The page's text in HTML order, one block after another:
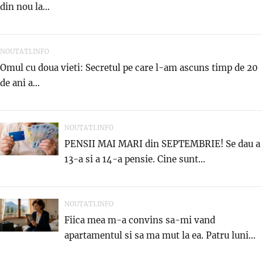
din nou la...
NOUTATI.INFO
Omul cu doua vieti: Secretul pe care l-am ascuns timp de 20
de ani a...
NOUTATI.INFO
PENSII MAI MARI din SEPTEMBRIE! Se dau a
13-a si a 14-a pensie. Cine sunt...
NOUTATI.INFO
Fiica mea m-a convins sa-mi vand
apartamentul si sa ma mut la ea. Patru luni...